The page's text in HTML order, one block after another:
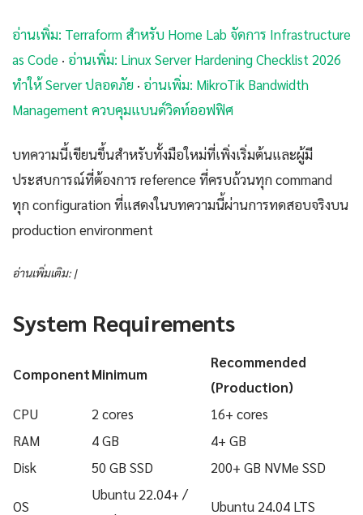
อ่านเพิ่ม: Terraform สำหรับ Home Lab จัดการ Infrastructure
as Code · อ่านเพิ่ม: Linux Server Hardening Checklist 2026
ทำให้ Server ปลอดภัย · อ่านเพิ่ม: MikroTik Bandwidth
Management ควบคุมแบนด์วิดท์ออฟฟิศ
บทความนี้เขียนขึ้นสำหรับทั้งมือใหม่ที่เพิ่งเริ่มต้นและผู้มี
ประสบการณ์ที่ต้องการ reference ที่ครบถ้วนทุก command
ทุก configuration ที่แสดงในบทความนี้ผ่านการทดสอบจริงบน
production environment
อ่านเพิ่มเติม: |
System Requirements
ComponentMinimum
Recommended
(Production)
CPU
2 cores
16+ cores
RAM
4 GB
4+ GB
Disk
50 GB SSD 200+ GB NVMe SSD
OS
Ubuntu 22.04+ /
Ubuntu 24.04 LTS